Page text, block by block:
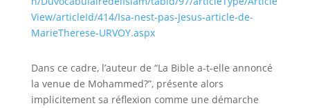
View/articleId/414/Isa-nest-pas-Jesus-article-de-
MarieTherese-URVOY.aspx
Dans ce cadre, l’auteur de “La Bible a-t-elle annoncé
la venue de Mohammed?”, présente alors
implicitement sa réflexion comme une démarche